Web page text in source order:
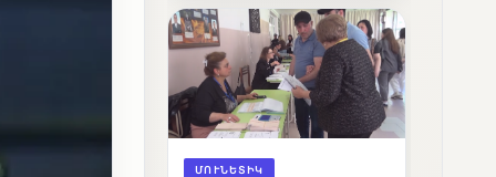
կառավարո՞ւմ, թե՞
քաղաքական նպատակ
ՄՈՒՆԵՏԻԿ